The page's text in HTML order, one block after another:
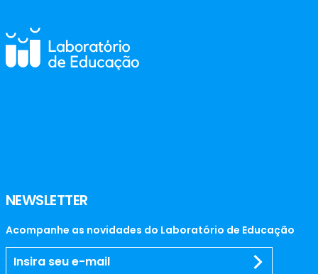
NEWSLETTER
Acompanhe as novidades do Laboratório de Educação